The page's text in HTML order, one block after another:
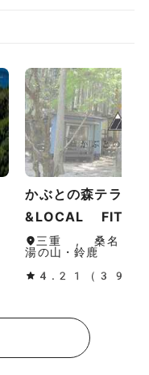
かぶとの森テラ
&LOCAL
三重 , 桑名・長
湯の山・鈴鹿
4.21（396件